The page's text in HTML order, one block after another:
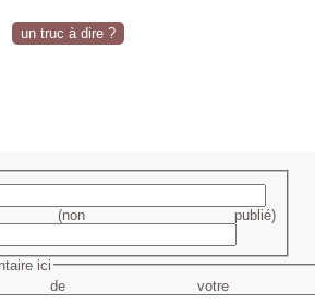
un truc à dire ?
(non publié)
ici
de votre